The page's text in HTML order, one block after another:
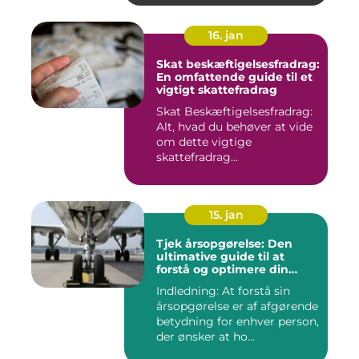
16. jan
Skat beskæftigelsesfradrag:
En omfattende guide til et
vigtigt skattefradrag
Skat Beskæftigelsesfradrag:
Alt, hvad du behøver at vide
om dette vigtige
skattefradrag
15. jan
Tjek årsopgørelse: Den
ultimative guide til at
forstå og optimere din
Indledning: At forstå sin
årsopgørelse er af afgørende
betydning for enhver person,
der ønsker at ho...